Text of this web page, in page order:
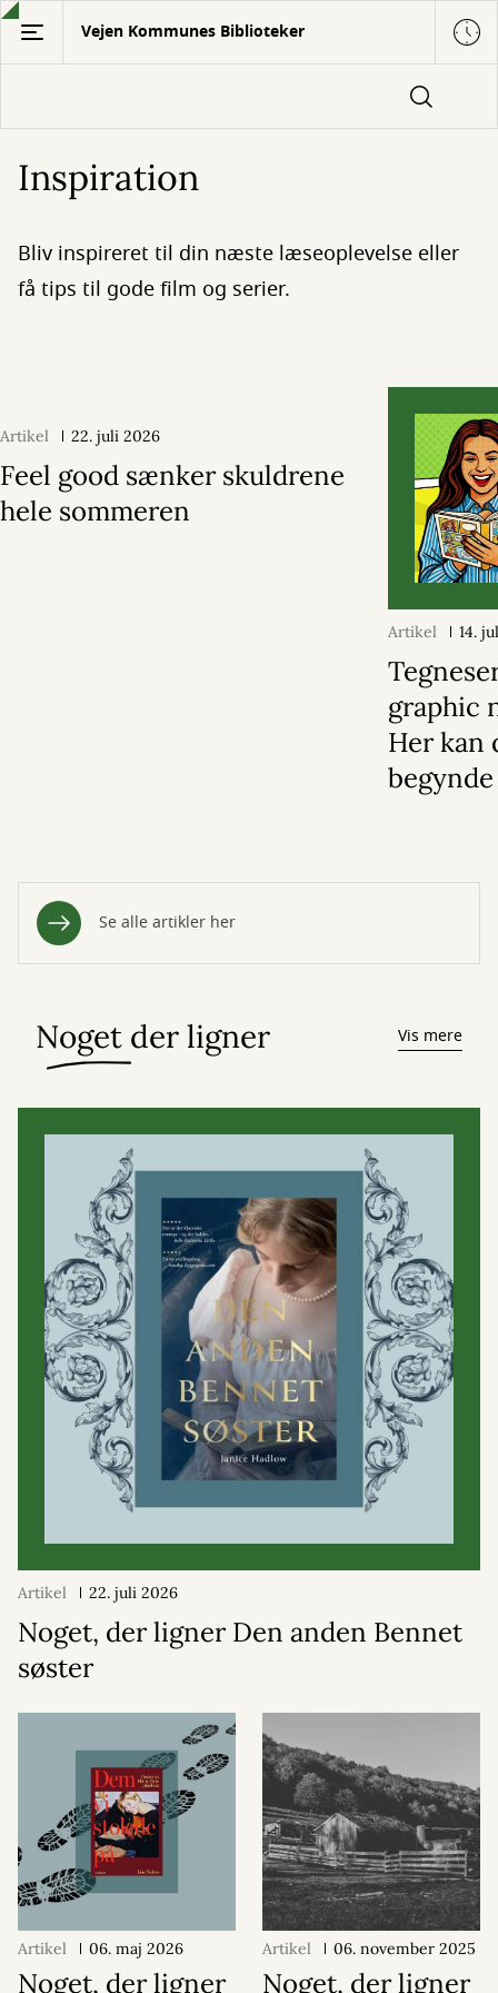
Gå
hovedindhold
Vejen Kommunes Biblioteker
Inspiration
Bliv inspireret til din næste læseoplevelse eller
få tips til gode film og serier.
Artikel 22. juli 2026
Feel good sænker skuldrene
hele sommeren
Artikel 14.
graphic
Her kan
begynde
Se alle artikler her
Noget der ligner Vis mere
Artikel 22. juli 2026
Noget, der ligner Den anden Bennet
søster
Artikel 06. maj 2026
Noget, der ligner
Artikel 06. november 2025
Noget, der ligner